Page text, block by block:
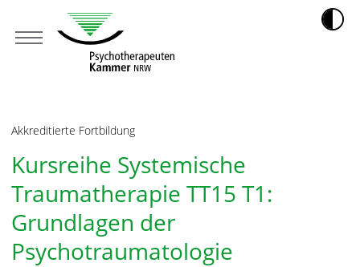
Akkreditierte Fortbildung
Kursreihe Systemische
Traumatherapie TT15 T1:
Grundlagen der
Psychotraumatologie